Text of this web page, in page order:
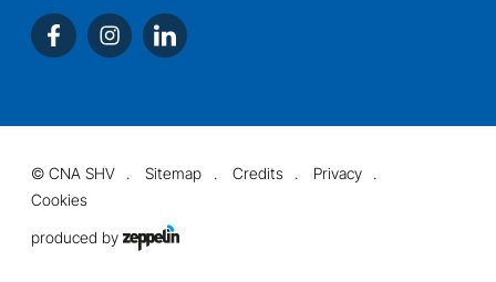
©CNA SHV Sitemap Credits
Privacy
Cookies
produced by